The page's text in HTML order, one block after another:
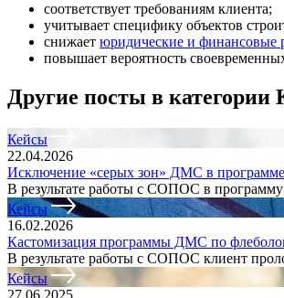
соответствует требованиям клиента;
учитывает специфику объектов
снижает юридические и финансовые
повышает вероятность
Другие посты в категории
Кейсы
22.04.2026
Исключение «серых зон» ДМС в программе
В результате работы с СОПОС в
Кейсы
16.02.2026
Кастомизация программы ДМС по
В результате работы с СОПОС клиент
Кейсы
27.06.2025